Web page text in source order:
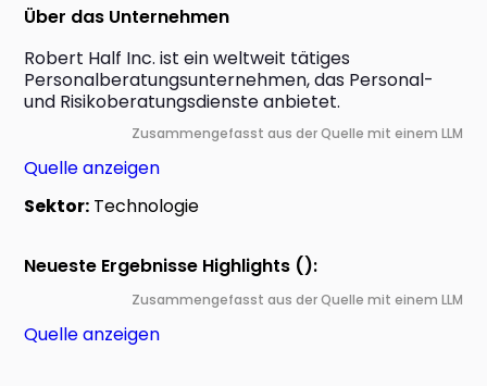
Über das Unternehmen
Robert Half Inc. ist ein weltweit tätiges
Personalberatungsunternehmen, das Personal-
und Risikoberatungsdienste anbietet.
Zusammengefasst aus der Quelle mit einem LLM
Quelle anzeigen
Sektor: Technologie
Neueste Ergebnisse Highlights ():
Zusammengefasst aus der Quelle mit einem LLM
Quelle anzeigen